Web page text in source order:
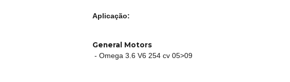
Aplicação:
General Motors
- Omega 3.6 V6 254 cv 05>09